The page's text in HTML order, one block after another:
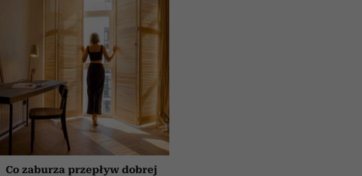
Co zaburza przepływ dobrej